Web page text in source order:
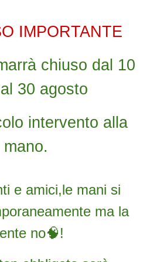
IMPORTANTE
chiuso dal 10
30 agosto
intervento alla
mano.
e amici,le mani si
ma la
no🧠!